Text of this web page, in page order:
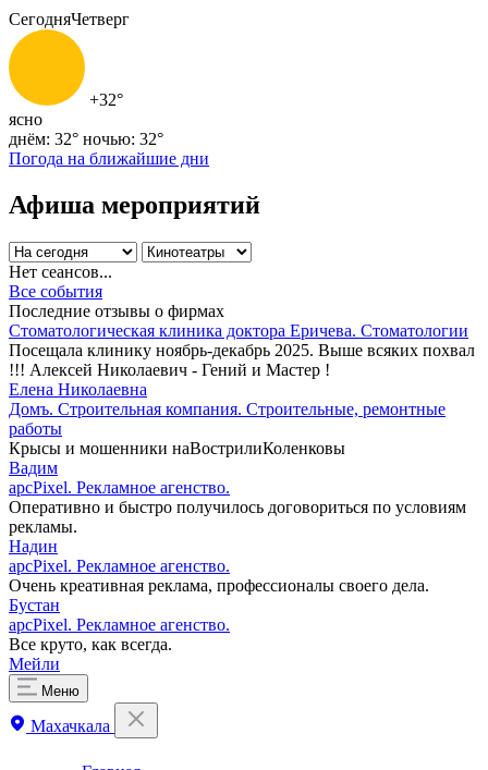
СегодняЧетверг
+32°
ясно
днём: 32° ночью: 32°
Погода на ближайшие дни
Афиша мероприятий
Нет сеансов...
Все события
Последние отзывы о фирмах
Стоматологическая клиника доктора Еричева. Стоматологии
Посещала клинику ноябрь-декабрь 2025. Выше всяких похвал
!!! Алексей Николаевич - Гений и Мастер !
Елена Николаевна
Домъ. Строительная компания. Строительные, ремонтные
работы
Крысы и мошенники наВострилиКоленковы
Вадим
apcPixel. Рекламное агенство.
Оперативно и быстро получилось договориться по условиям
рекламы.
Надин
apcPixel. Рекламное агенство.
Очень креативная реклама, профессионалы своего дела.
Бустан
apcPixel. Рекламное агенство.
Все круто, как всегда.
Мейли
Меню
Махачкала